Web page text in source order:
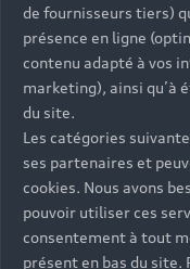
- Jusqu'à 130 points
motorisation
- Garantie jusqu’à
- Assistance 24/7 en
Découvrez
partir de 19€/mois
de fournisseurs tiers)
présence en ligne
contenu adapté à vos
marketing), ainsi qu’à
du site.
Les catégories
ses partenaires et
cookies. Nous avons
pouvoir utiliser ces
consentement à tout
présent en bas du site.